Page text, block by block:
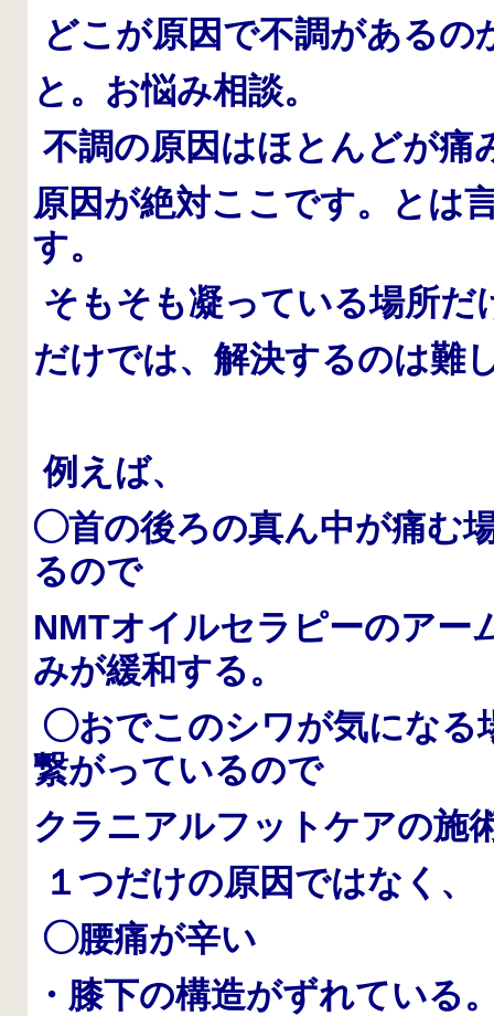
どこが原因で不調がある
と。お悩み相談。
不調の原因はほとんどが痛
原因が絶対ここです。とは
す。
そもそも凝っている場所だ
だけでは、解決するのは難
例えば、
◯首の後ろの真ん中が痛む
るので
NMTオイルセラピーのアー
みが緩和する。
◯おでこのシワが気になる
繋がっているので
クラニアルフットケアの施
１つだけの原因ではなく、
◯腰痛が辛い
・膝下の構造がずれている